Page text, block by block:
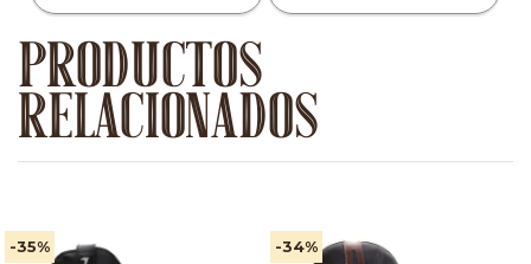
PRODUCTOS
RELACIONADOS
-35% -34%